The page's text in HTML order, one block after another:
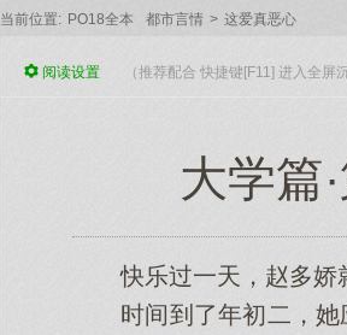
当前位置: PO18全本 都市言情 > 这爱真恶心
阅读设置 （推荐配合 快捷键[F11] 进入全屏
大学篇
快乐过一天，赵多娇
时间到了年初二，她